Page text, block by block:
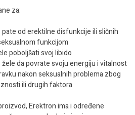
za:
od erektilne disfunkcije ili sličnih
funkcijom
poboljšati svoj libido
da povrate svoju energiju i vitalnost
nakon seksualnih problema zbog
ili drugih faktora
Erektron ima i određene